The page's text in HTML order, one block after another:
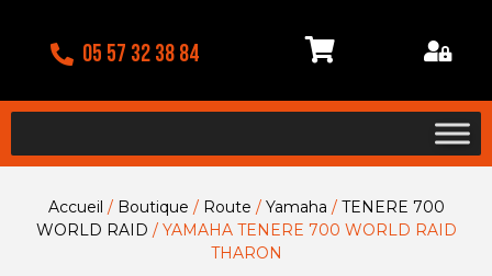
05 57 32 38 84
Accueil / Boutique / Route / Yamaha / TENERE 700
WORLD RAID / YAMAHA TENERE 700 WORLD RAID
THARON